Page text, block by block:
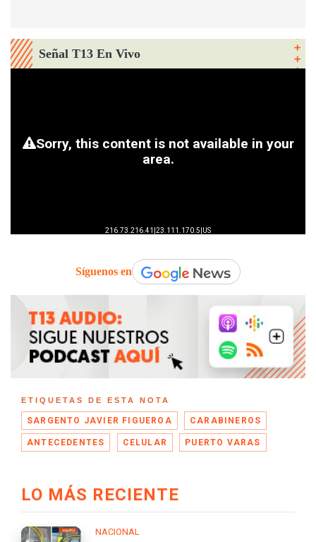
Señal T13 En Vivo
Síguenos en
ETIQUETAS DE ESTA NOTA
SARGENTO JAVIER FIGUEROA CARABINEROS
ANTECEDENTES CELULAR PUERTO VARAS
LO MÁS RECIENTE
NACIONAL